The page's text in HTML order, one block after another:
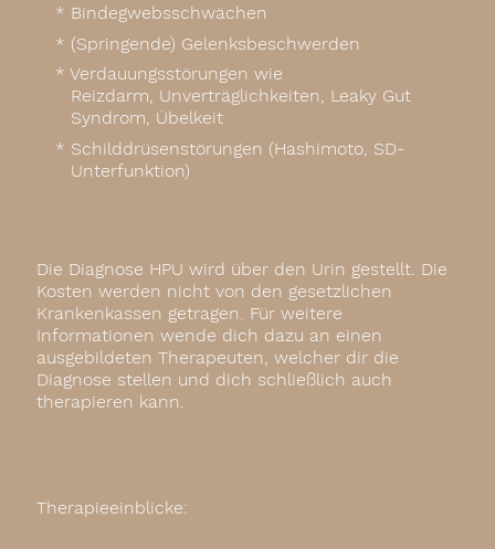
Bindegwebsschwächen
(Springende) Gelenksbeschwerden
Verdauungsstörungen wie
Reizdarm, Unverträglichkeiten, Leaky Gut
Syndrom, Übelkeit
Schilddrüsenstörungen (Hashimoto, SD-
Unterfunktion)
Die Diagnose HPU wird über den Urin gestellt. Die
Kosten werden nicht von den gesetzlichen
Krankenkassen getragen. Für weitere
Informationen wende dich dazu an einen
ausgebildeten Therapeuten, welcher dir die
Diagnose stellen und dich schließlich auch
therapieren kann.
Therapieeinblicke: